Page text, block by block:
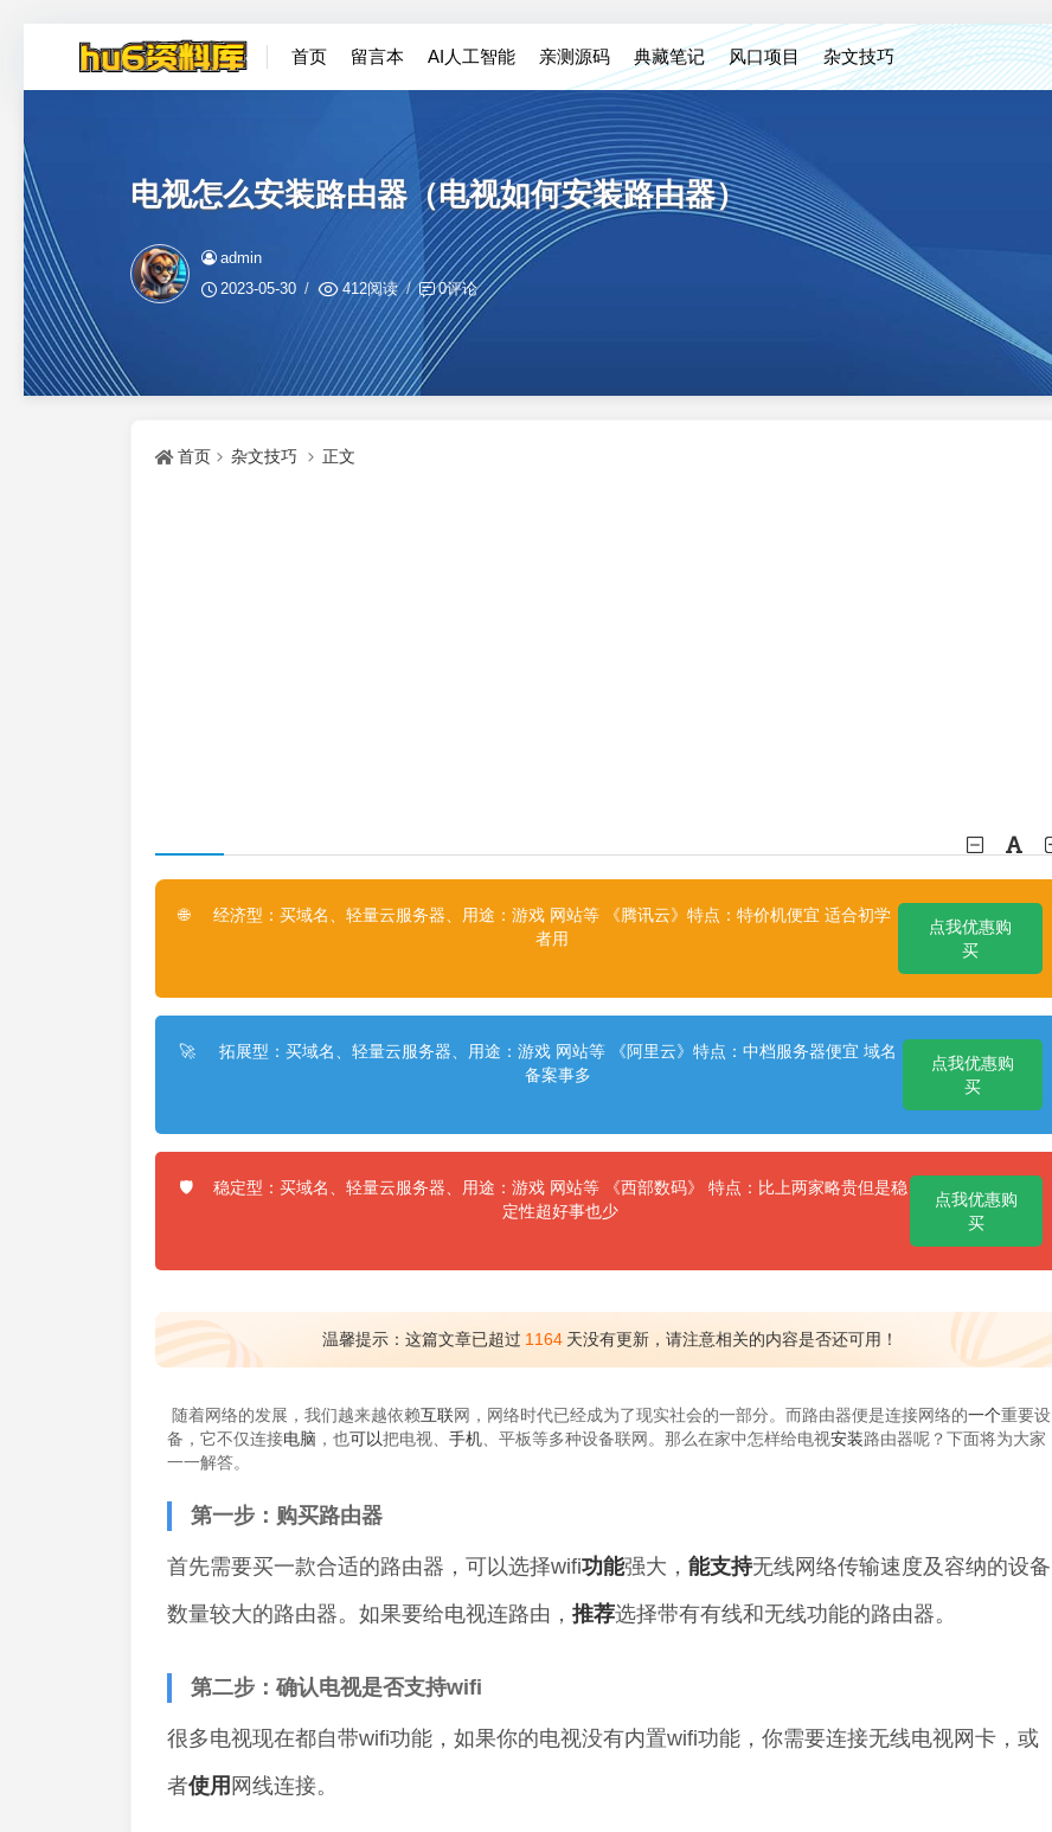
首页 留言本 AI人工智能 亲测源码 典藏笔记 风口项目 杂文技巧
电视怎么安装路由器（电视如何安装路由器）
admin
2023-05-30
412阅读 0评论
首页 杂文技巧 正文
🌐
经济型：买域名、轻量云服务器、用途：游戏 网站等 《腾讯云》特点：特价机便宜 适合初学
者用
点我优惠购
买
🚀
拓展型：买域名、轻量云服务器、用途：游戏 网站等 《阿里云》特点：中档服务器便宜 域名
备案事多
点我优惠购
买
🛡️
稳定型：买域名、轻量云服务器、用途：游戏 网站等 《西部数码》 特点：比上两家略贵但是稳
定性超好事也少
点我优惠购
买
温馨提示：这篇文章已超过 1164 天没有更新，请注意相关的内容是否还可用！
随着网络的发展，我们越来越依赖互联网，网络时代已经成为了现实社会的一部分。而路由器便是连接网络的一个重要设
备，它不仅连接电脑 ，也可以把电视、 手机、平板等多种设备联网。那么在家中怎样给电视安装路由器呢？下面将为大家
一一解答。
第一步：购买路由器
首先需要买一款合适的路由器，可以选择wifi功能强大， 能支持无线网络传输速度及容纳的设备
数量较大的路由器。如果要给电视连路由， 推荐选择带有有线和无线功能的路由器。
第二步：确认电视是否支持wifi
很多电视现在都自带wifi功能，如果你的电视没有内置wifi功能，你需要连接无线电视网卡，或
者使用 网线连接。